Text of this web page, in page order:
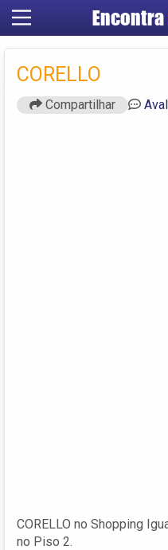
Encontra
CORELLO
Compartilhar
CORELLO no Shopping
no Piso 2.